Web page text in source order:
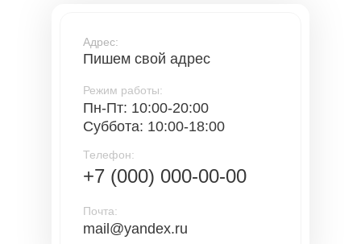
+7 (000) 000-00-00
Адрес:
Пишем свой адрес
Режим работы:
Пн-Пт: 10:00-20:00
Суббота: 10:00-18:00
Телефон:
Почта:
mail@yandex.ru